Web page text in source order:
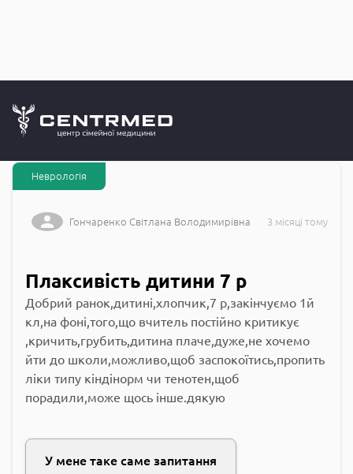
CENTRMED: Задай питання лікарю онлайн
Неврологія
Гончаренко Світлана Володимирівна 3 місяці тому
Плаксивість дитини 7 р
Добрий ранок,дитині,хлопчик,7 р,закінчуємо 1й
кл,на фоні,того,що вчитель постійно критикує
,кричить,грубить,дитина плаче,дуже,не хочемо
йти до школи,можливо,щоб заспокоїтись,пропить
ліки типу кіндінорм чи тенотен,щоб
порадили,може щось інше.дякую
У мене таке саме запитання